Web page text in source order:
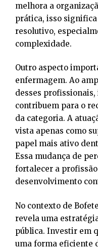
melhora a
prática, isso
resolutivo,
complexidade.
Outro aspecto
enfermagem. Ao
desses
contribuem para o
da categoria. A
vista apenas como
papel mais ativo
Essa mudança de
fortalecer a
desenvolvimento
No contexto de
revela uma
pública. Investir em
uma forma eficiente